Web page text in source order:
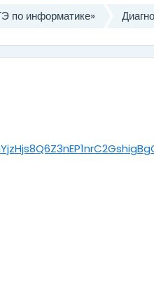
по информатике»